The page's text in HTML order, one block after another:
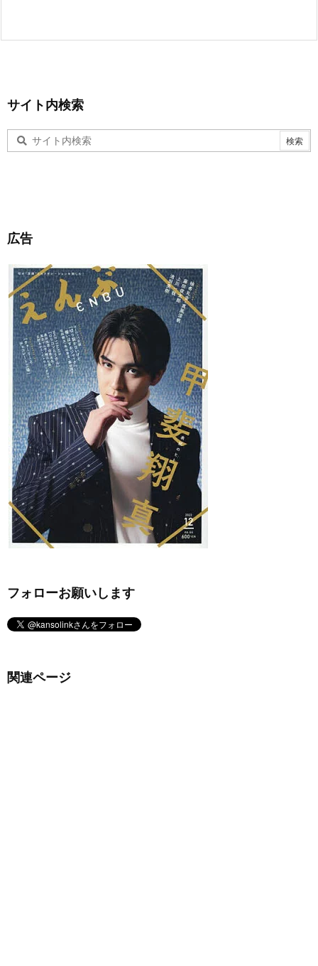
サイト内検索
広告
フォローお願いします
関連ページ